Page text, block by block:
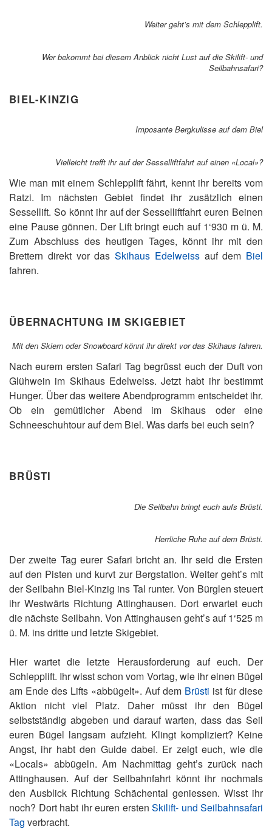
Weiter geht’s mit dem Schlepplift.
Wer bekommt bei diesem Anblick nicht Lust auf die Skilift- und
Seilbahnsafari?
BIEL-KINZIG
Imposante Bergkulisse auf dem Biel
Vielleicht trefft ihr auf der Sesselliftfahrt auf einen «Local»?
Wie man mit einem Schlepplift fährt, kennt ihr bereits vom
Ratzi. Im nächsten Gebiet findet ihr zusätzlich einen
Sessellift. So könnt ihr auf der Sesselliftfahrt euren Beinen
eine Pause gönnen. Der Lift bringt euch auf 1‘930 m ü. M.
Zum Abschluss des heutigen Tages, könnt ihr mit den
Brettern direkt vor das Skihaus Edelweissauf dem Biel
fahren.
ÜBERNACHTUNG IM SKIGEBIET
Mit den Skiern oder Snowboard könnt ihr direkt vor das Skihaus fahren.
Nach eurem ersten Safari Tag begrüsst euch der Duft von
Glühwein im Skihaus Edelweiss. Jetzt habt ihr bestimmt
Hunger. Über das weitere Abendprogramm entscheidet ihr.
Ob ein gemütlicher Abend im Skihaus oder eine
Schneeschuhtour auf dem Biel. Was darfs bei euch sein?
BRÜSTI
Die Seilbahn bringt euch aufs Brüsti.
Herrliche Ruhe auf dem Brüsti.
Der zweite Tag eurer Safari bricht an. Ihr seid die Ersten
auf den Pisten und kurvt zur Bergstation. Weiter geht’s mit
der Seilbahn Biel-Kinzig ins Tal runter. Von Bürglen steuert
ihr Westwärts Richtung Attinghausen. Dort erwartet euch
die nächste Seilbahn. Von Attinghausen geht’s auf 1‘525 m
ü. M. ins dritte und letzte Skigebiet.
Hier wartet die letzte Herausforderung auf euch. Der
Schlepplift. Ihr wisst schon vom Vortag, wie ihr einen Bügel
am Ende des Lifts «abbügelt». Auf dem Brüsti ist für diese
Aktion nicht viel Platz. Daher müsst ihr den Bügel
selbstständig abgeben und darauf warten, dass das Seil
euren Bügel langsam aufzieht. Klingt kompliziert? Keine
Angst, ihr habt den Guide dabei. Er zeigt euch, wie die
«Locals» abbügeln. Am Nachmittag geht’s zurück nach
Attinghausen. Auf der Seilbahnfahrt könnt ihr nochmals
den Ausblick Richtung Schächental geniessen. Wisst ihr
noch? Dort habt ihr euren ersten Skilift- und Seilbahnsafari
Tag verbracht.